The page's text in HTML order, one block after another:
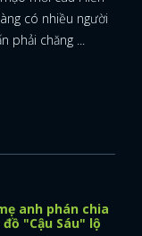
có nhiều người
phải chăng ...
anh phán chia
"Cậu Sáu" lộ